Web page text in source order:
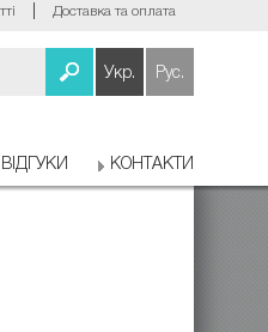
Доставка та оплата
Укр. Рус.
ВІДГУКИ КОНТАКТИ